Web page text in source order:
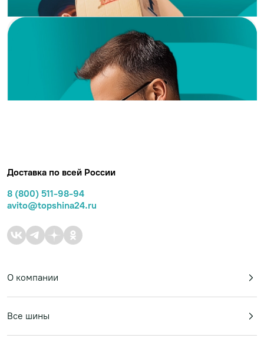
11 складов по всей России
Мы рядом с широчайшим ассортиментом в наличии
Техподдержка и Call-центр
Широкая география доставки
Доступная цена за доставку Курьером или в ПВЗ Яндекса
Доставка по всей России
8 (800) 511-98-94
avito@topshina24.ru
О компании
Все шины